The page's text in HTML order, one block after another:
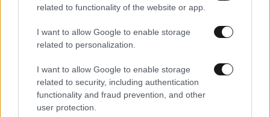
related to functionality of the website or app.
I want to allow Google to enable storage
related to personalization.
I want to allow Google to enable storage
related to security, including authentication
functionality and fraud prevention, and other
user protection.